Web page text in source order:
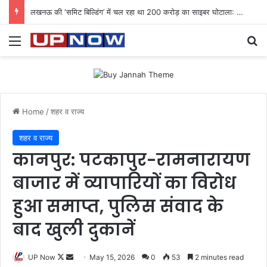
लखनऊ की ‘समिट बिल्डिंग’ में चल रहा था 200 करोड़ का साइबर घोटाला: 40 युवतियों समेत 119 गिरफ्तार
Menu
Home /शहर व राज्य
शहर व राज्य
कानपुर: पटकापुर-रामनारायण
बाजार में व्यापारियों का विरोध
हुआ समाप्त, पुलिस संवाद के
बाद खुली दुकानें
UP Now
Follow
Send May 15, 2026 0 53 2 minutes read